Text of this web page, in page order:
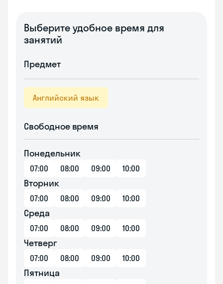
Выберите удобное время для
занятий
Предмет
Английский язык
Свободное время
Понедельник
07:00 08:00 09:00 10:00
Вторник
07:00 08:00 09:00 10:00
Среда
07:00 08:00 09:00 10:00
Четверг
07:00 08:00 09:00 10:00
Пятница